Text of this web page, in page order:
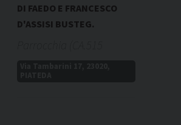
DI FAEDO E FRANCESCO
D'ASSISI BUSTEG.